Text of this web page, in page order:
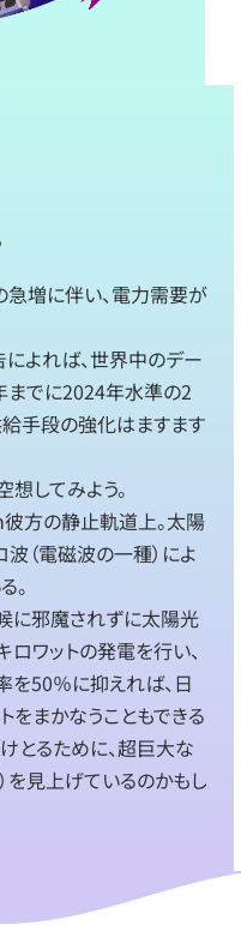
増に伴い、電力需要が
よれば、世界中のデー
までに2024年水準の2
手段の強化はますます
してみよう。
方の静止軌道上。太陽
（電磁波の一種）によ
。
に邪魔されずに太陽光
ワットの発電を行い、
50％に抑えれば、日
をまかなうこともできる
とるために、超巨大な
を見上げているのかもし